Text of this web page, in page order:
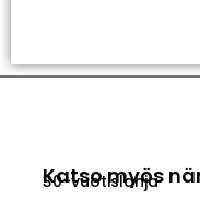
Katso myös
30-vuotislahja